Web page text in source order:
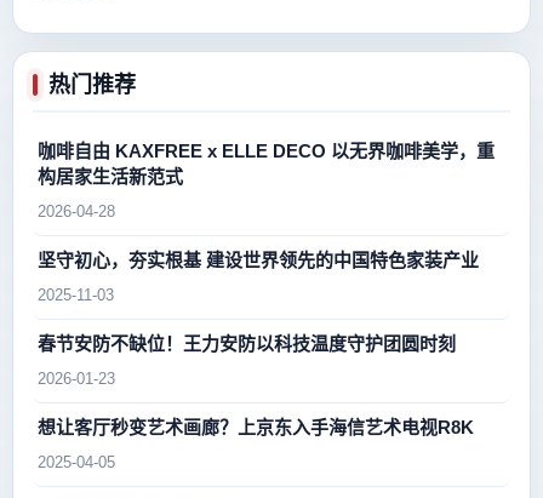
热门推荐
咖啡自由 KAXFREE x ELLE DECO 以无界咖啡美学，重
构居家生活新范式
2026-04-28
坚守初心，夯实根基 建设世界领先的中国特色家装产业
2025-11-03
春节安防不缺位！王力安防以科技温度守护团圆时刻
2026-01-23
想让客厅秒变艺术画廊？上京东入手海信艺术电视R8K
2025-04-05